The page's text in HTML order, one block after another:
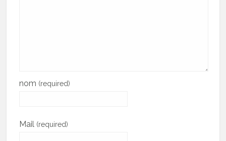
nom (required)
Mail (required)